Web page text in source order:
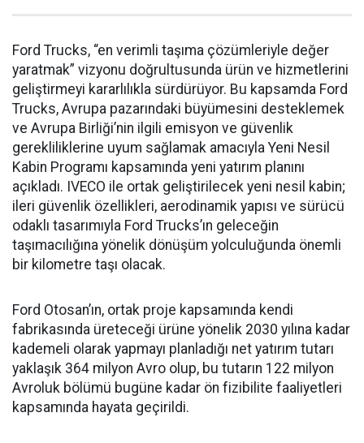
Ford Trucks, “en verimli taşıma çözümleriyle değer
yaratmak” vizyonu doğrultusunda ürün ve hizmetlerini
geliştirmeyi kararlılıkla sürdürüyor. Bu kapsamda Ford
Trucks, Avrupa pazarındaki büyümesini desteklemek
ve Avrupa Birliği’nin ilgili emisyon ve güvenlik
gerekliliklerine uyum sağlamak amacıyla Yeni Nesil
Kabin Programı kapsamında yeni yatırım planını
açıkladı. IVECO ile ortak geliştirilecek yeni nesil kabin;
ileri güvenlik özellikleri, aerodinamik yapısı ve sürücü
odaklı tasarımıyla Ford Trucks’ın geleceğin
taşımacılığına yönelik dönüşüm yolculuğunda önemli
bir kilometre taşı olacak.
Ford Otosan’ın, ortak proje kapsamında kendi
fabrikasında üreteceği ürüne yönelik 2030 yılına kadar
kademeli olarak yapmayı planladığı net yatırım tutarı
yaklaşık 364 milyon Avro olup, bu tutarın 122 milyon
Avroluk bölümü bugüne kadar ön fizibilite faaliyetleri
kapsamında hayata geçirildi.